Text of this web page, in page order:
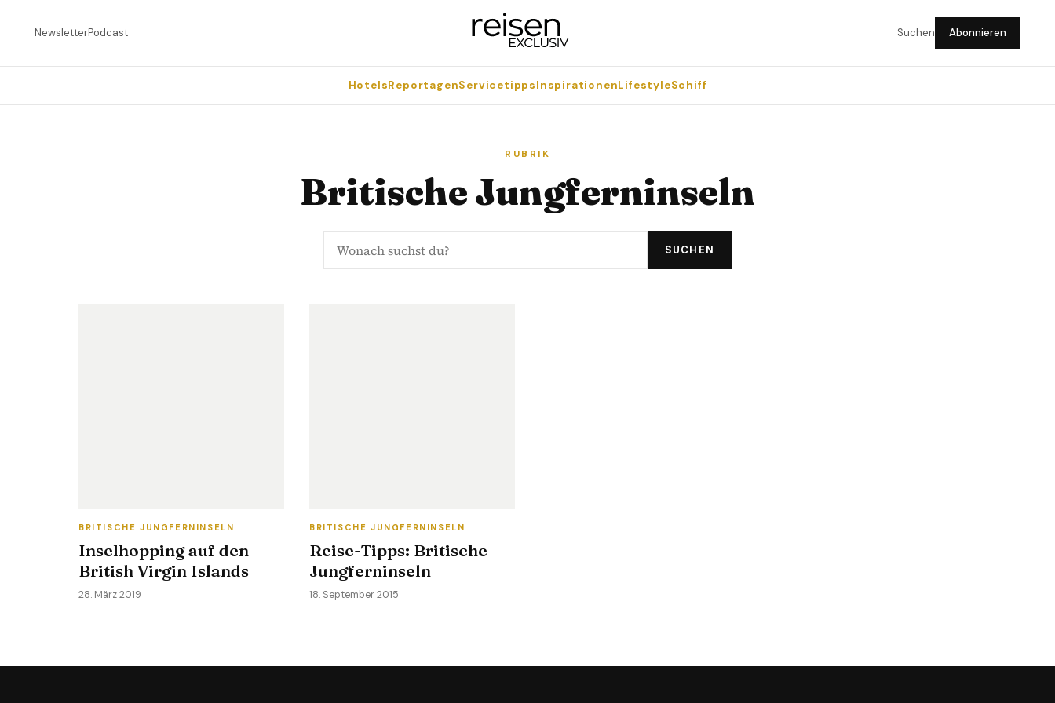
NewsletterPodcast Suchen Abonnieren
HotelsReportagenServicetippsInspirationenLifestyleSchiff
RUBRIK
Britische Jungferninseln
SUCHEN
BRITISCHE JUNGFERNINSELN
Inselhopping auf den
British Virgin Islands
28. März 2019
BRITISCHE JUNGFERNINSELN
Reise-Tipps: Britische
Jungferninseln
18. September 2015